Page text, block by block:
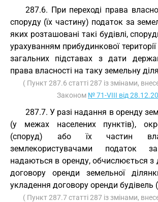
287.6. При переході права
споруду (їх частину) податок за
яких розташовані такі будівлі,
урахуванням прибудинкової
загальних підставах з дати
права власності на таку земельну
( Пункт 287.6 статті 287 із змінами,
Законом № 71-VIII від
287.7. У разі надання в оренду
(у межах населених пунктів),
(споруд) або їх частин
землекористувачами податок
надаються в оренду, обчислюється з
договору оренди земельної
укладення договору оренди будівель
( Пункт 287.7 статті 287 із змінами,